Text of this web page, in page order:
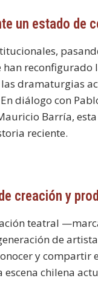
un estado de
reconfigurado
dramaturgias
diálogo con
Barría,
reciente.
creación y
teatral
de
y compartir
chilena